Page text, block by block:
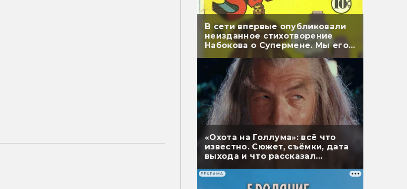
В сети впервые опубликовали
неизданное стихотворение
Набокова о Супермене. Мы его
перевели
«Охота на Голлума»: всё что
известно. Сюжет, съёмки, дата
выхода и что рассказал
РЕКЛАМА